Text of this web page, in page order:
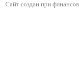
Сайт создан при